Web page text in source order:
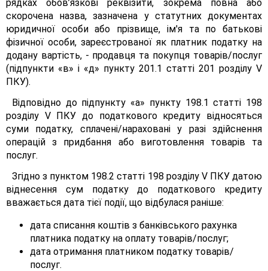
рядках обов’язкові реквізити, зокрема повна або
скорочена назва, зазначена у статутних документах
юридичної особи або прізвище, ім'я та по батькові
фізичної особи, зареєстрованої як платник податку на
додану вартість, - продавця та покупця товарів/послуг
(підпункти «в» і «д» пункту 201.1 статті 201 розділу V
ПКУ).
Відповідно до підпункту «а» пункту 198.1 статті 198
розділу V ПКУ до податкового кредиту відносяться
суми податку, сплачені/нараховані у разі здійснення
операцій з придбання або виготовлення товарів та
послуг.
Згідно з пунктом 198.2 статті 198 розділу V ПКУ датою
віднесення сум податку до податкового кредиту
вважається дата тієї події, що відбулася раніше:
дата списання коштів з банківського рахунка
платника податку на оплату товарів/послуг;
дата отримання платником податку товарів/
послуг.